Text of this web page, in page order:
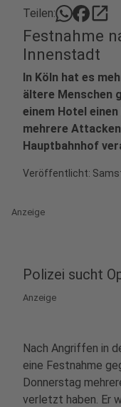
Teilen: open_in_new
Festnahme
Innenstadt
In Köln hat es
ältere Menschen
einem Hotel
mehrere
Hauptbahnhof
Veröffentlicht:
Anzeige
Polizei sucht
Anzeige
Nach Angriffen in
eine Festnahme
Donnerstag
verletzt haben. Er